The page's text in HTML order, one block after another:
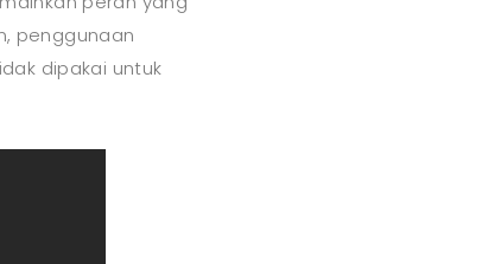
penggunaan
dipakai untuk